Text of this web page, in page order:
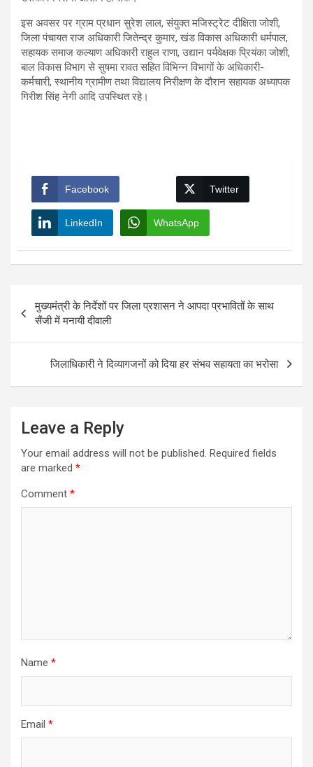
इस अवसर पर ग्राम प्रधान सुरेश लाल, संयुक्त मजिस्ट्रेट दीक्षिता जोशी,
जिला पंचायत राज अधिकारी जितेन्द्र कुमार, खंड विकास अधिकारी धर्मपाल,
सहायक समाज कल्याण अधिकारी राहुल राणा, उद्यान पर्यवेक्षक प्रियंका जोशी,
बाल विकास विभाग से सुषमा रावत सहित विभिन्न विभागों के अधिकारी-
कर्मचारी, स्थानीय ग्रामीण तथा विद्यालय निरीक्षण के दौरान सहायक अध्यापक
गिरीश सिंह नेगी आदि उपस्थित रहे।
Facebook Twitter
LinkedIn WhatsApp
navigation
मुख्यमंत्री के निर्देशों पर जिला प्रशासन ने आपदा प्रभावितों के साथ
सैंजी में मनायी दीवाली
जिलाधिकारी ने दिव्यागजनों को दिया हर संभव सहायता का भरोसा
Leave a Reply
Your email address will not be published. Required fields
are marked *
Comment *
Name *
Email *